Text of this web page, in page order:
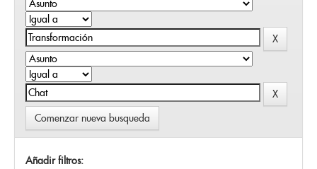
Comenzar nueva busqueda
Añadir filtros: